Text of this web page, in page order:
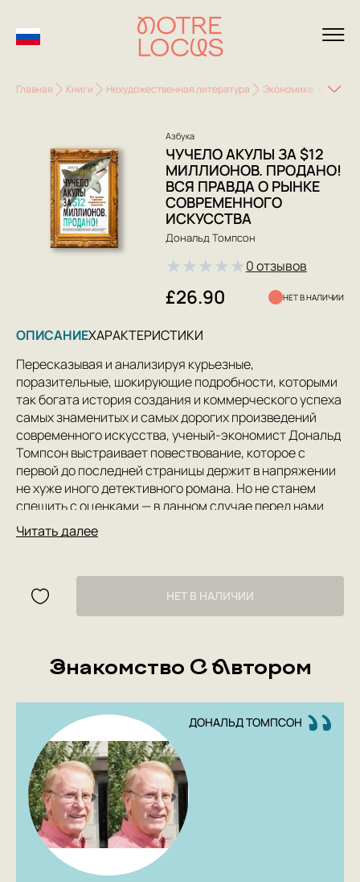
Главная Книги Нехудожественная литература Экономика.
Азбука
ЧУЧЕЛО АКУЛЫ ЗА $12
МИЛЛИОНОВ. ПРОДАНО!
ВСЯ ПРАВДА О РЫНКЕ
СОВРЕМЕННОГО
ИСКУССТВА
Дональд Томпсон
★★★★★0 отзывов
£26.90 НЕТ В НАЛИЧИИ
ОПИСАНИЕХАРАКТЕРИСТИКИ
Пересказывая и анализируя курьезные,
поразительные, шокирующие подробности, которыми
так богата история создания и коммерческого успеха
самых знаменитых и самых дорогих произведений
современного искусства, ученый-экономист Дональд
Томпсон выстраивает повествование, которое с
первой до последней страницы держит в напряжении
не хуже иного детективного романа. Но не станем
спешить с оценками — в данном случае перед нами
отнюдь не банальный сборник анекдотов из
повседневной жизни богемы. Книга Томпсона — одно
современного искусства. Увлекая внимание читателя
скандальными историями громких продаж, попутно
автор раскрывает сами принципы функционирования
проникнуть в закулисье мира аукционов и арт-
маркетов, дилеров и галеристов, художников, чьи
гонорары исчисляются семизначными цифрами, и
тех, кто лишь карабкается к вершине, — того мира, где
искусство появляется на свет и где оно обретает
цену. Публикуется в новом переводе.
Читать далее
НЕТ В НАЛИЧИИ
Знакомство С Автором
ДОНАЛЬД ТОМПСОН